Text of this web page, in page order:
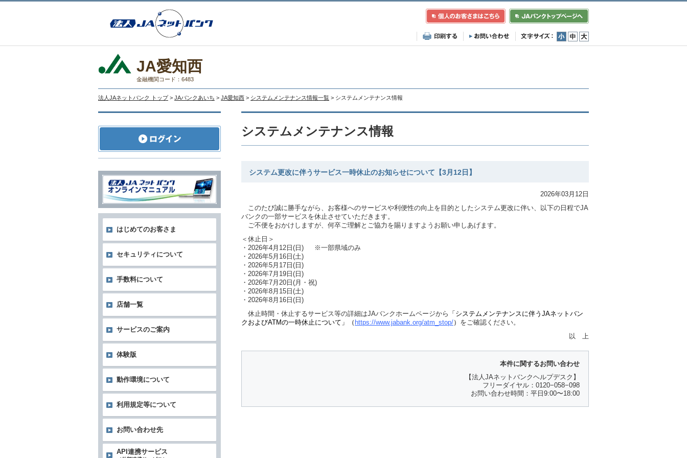
小 中 大
JA愛知西
金融機関コード：6483
法人JAネットバンク トップ > JAバンクあいち > JA愛知西 > システムメンテナンス情報一覧 > システムメンテナンス情報
システムメンテナンス情報
システム更改に伴うサービス一時休止のお知らせについて【3月12日】
2026年03月12日
このたび誠に勝手ながら、お客様へのサービスや利便性の向上を目的としたシステム更改に伴い、以下の日程でJA
バンクの一部サービスを休止させていただきます。
ご不便をおかけしますが、何卒ご理解とご協力を賜りますようお願い申しあげます。
＜休止日＞
・2026年4月12日(日) ※一部県域のみ
・2026年5月16日(土)
・2026年5月17日(日)
・2026年7月19日(日)
・2026年7月20日(月・祝)
・2026年8月15日(土)
・2026年8月16日(日)
休止時間・休止するサービス等の詳細はJAバンクホームページから 「システムメンテナンスに伴うJAネットバン
クおよびATMの一時休止について」（ https://www.jabank.org/atm_stop/） をご確認ください。
以 上
本件に関するお問い合わせ
【法人JAネットバンクヘルプデスク】
フリーダイヤル：0120−058−098
お問い合わせ時間：平日9:00〜18:00
はじめてのお客さま
セキュリティについて
手数料について
店舗一覧
サービスのご案内
体験版
動作環境について
利用規定等について
お問い合わせ先
API連携サービス